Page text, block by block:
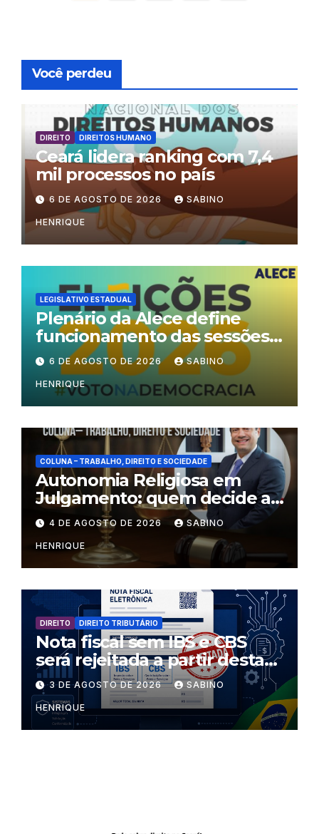
Você perdeu
DIREITO DIREITOS HUMANO
Ceará lidera ranking com 7,4
mil processos no país
6 DE AGOSTO DE 2026 SABINO
HENRIQUE
LEGISLATIVO ESTADUAL
Plenário da Alece define
funcionamento das sessões
durante o período eleitoral
6 DE AGOSTO DE 2026 SABINO
HENRIQUE
COLUNA – TRABALHO, DIREITO E SOCIEDADE
Autonomia Religiosa em
Julgamento: quem decide as
regras dentro dos templos?
4 DE AGOSTO DE 2026 SABINO
HENRIQUE
DIREITO DIREITO TRIBUTÁRIO
Nota fiscal sem IBS e CBS
será rejeitada a partir desta
segunda-feira
3 DE AGOSTO DE 2026 SABINO
HENRIQUE